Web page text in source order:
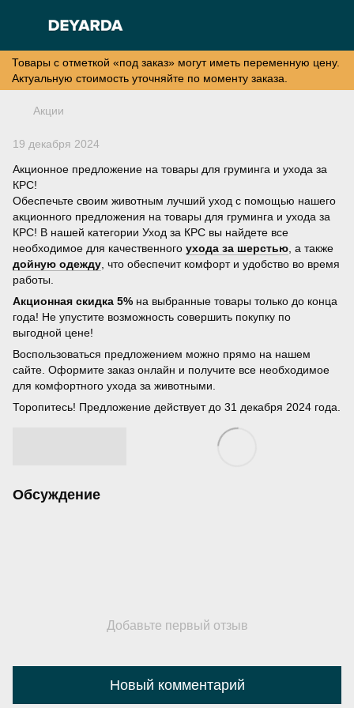
Товары с отметкой «под заказ» могут иметь переменную цену.
Актуальную стоимость уточняйте по моменту заказа.
Акции
19 декабря 2024
Акционное предложение на товары для груминга и ухода за
КРС!
Обеспечьте своим животным лучший уход с помощью нашего
акционного предложения на товары для груминга и ухода за
КРС! В нашей категории Уход за КРС вы найдете все
необходимое для качественного ухода за шерстью , а также
дойную одежду , что обеспечит комфорт и удобство во время
работы.
Акционная скидка 5% на выбранные товары только до конца
года! Не упустите возможность совершить покупку по
выгодной цене!
Воспользоваться предложением можно прямо на нашем
сайте. Оформите заказ онлайн и получите все необходимое
для комфортного ухода за животными.
Торопитесь! Предложение действует до 31 декабря 2024 года.
Обсуждение
Добавьте первый отзыв
Новый комментарий